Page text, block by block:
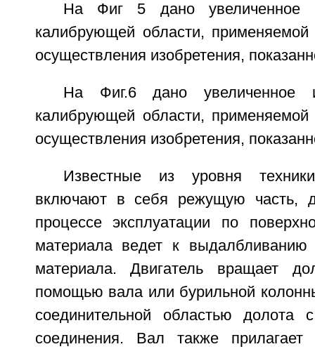
На Фиг 5 дано увеличенное
калибрующей области, применяемой
осуществления изобретения,
На Фиг.6 дано увеличенное
калибрующей области, применяемой
осуществления изобретения,
Известные из уровня
включают в себя режущую часть,
процессе эксплуатации по
материала ведет к выдалбливанию
материала. Двигатель вращает
помощью вала или бурильной
соединительной областью долота
соединения. Вал также